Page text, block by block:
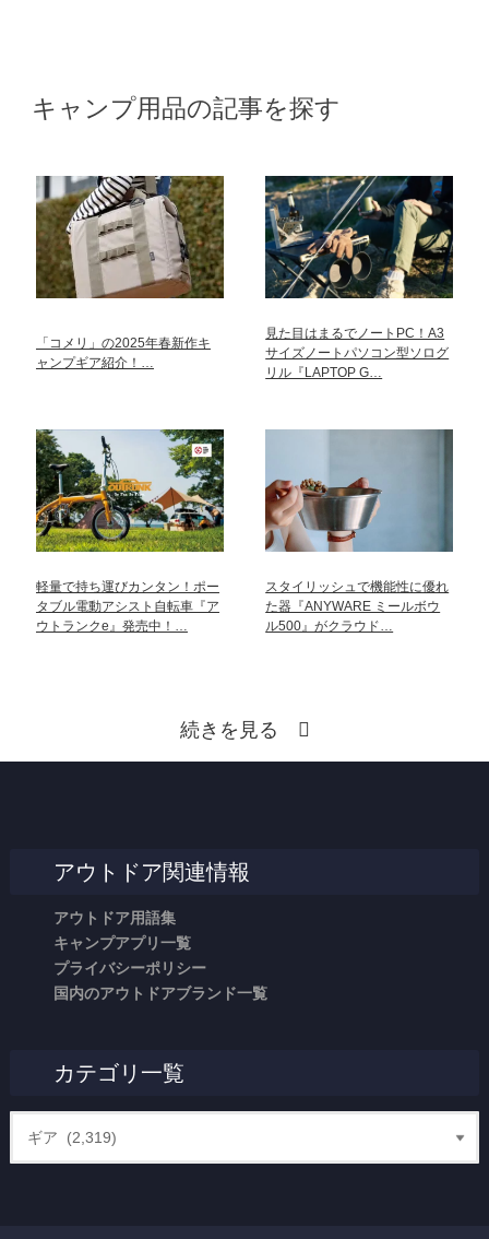
キャンプ用品の記事を探す
「コメリ」の2025年春新作キ
ャンプギア紹介！…
見た目はまるでノートPC！A3
サイズノートパソコン型ソログ
リル『LAPTOP G…
軽量で持ち運びカンタン！ポー
タブル電動アシスト自転車『ア
ウトランクe』発売中！…
スタイリッシュで機能性に優れ
た器『ANYWARE ミールボウ
ル500』がクラウド…
続きを見る
アウトドア関連情報
アウトドア用語集
キャンプアプリ一覧
プライバシーポリシー
国内のアウトドアブランド一覧
カテゴリ一覧